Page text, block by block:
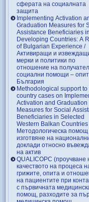
сферата на социалната
защита
Implementing Activation
Graduation Measures for
Assistance Beneficiaries in
Developing Countries: A
of Bulgarian Experience /
Активиращи и
мерки и политики по
отношение на
социални помощи –
България
Methodological support to
country cases on
Activation and Graduation
Measures for Social
Beneficiaries in Selected
Western Balkan Countries
Методологическа помощ
изготвяне на
доклади относно
на актив
QUALICOPC (проучване
качеството на процеса
грижите, опита и
на пациентите при
с първичната
помощ, разходите за